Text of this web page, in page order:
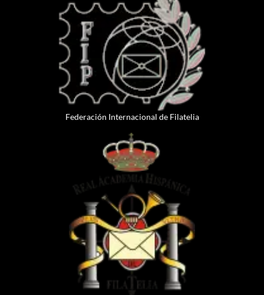
Federación Internacional de Filatelia